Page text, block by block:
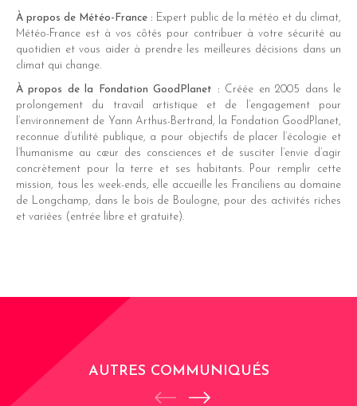
À propos de Météo-France : Expert public de la météo et du climat,
Météo-France est à vos côtés pour contribuer à votre sécurité au
quotidien et vous aider à prendre les meilleures décisions dans un
climat qui change.
À propos de la Fondation GoodPlanet : Créée en 2005 dans le
prolongement du travail artistique et de l’engagement pour
l’environnement de Yann Arthus-Bertrand, la Fondation GoodPlanet,
reconnue d’utilité publique, a pour objectifs de placer l’écologie et
l’humanisme au cœur des consciences et de susciter l’envie d’agir
concrètement pour la terre et ses habitants. Pour remplir cette
mission, tous les week-ends, elle accueille les Franciliens au domaine
de Longchamp, dans le bois de Boulogne, pour des activités riches
et variées (entrée libre et gratuite).
AUTRES COMMUNIQUÉS